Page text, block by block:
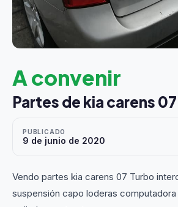
A convenir
Partes de kia carens 07
PUBLICADO
9 de junio de 2020
Vendo partes kia carens 07 Turbo
suspensión capo loderas